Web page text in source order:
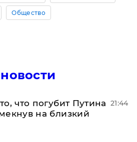
Общество
что погубит Путина
на близкий
21:44